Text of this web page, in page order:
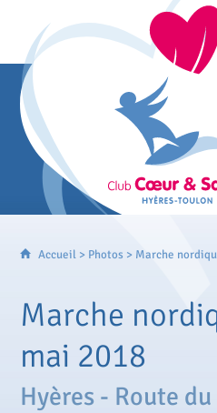
Accueil > Photos > Marche
Marche
mai 2018
Hyères - Route